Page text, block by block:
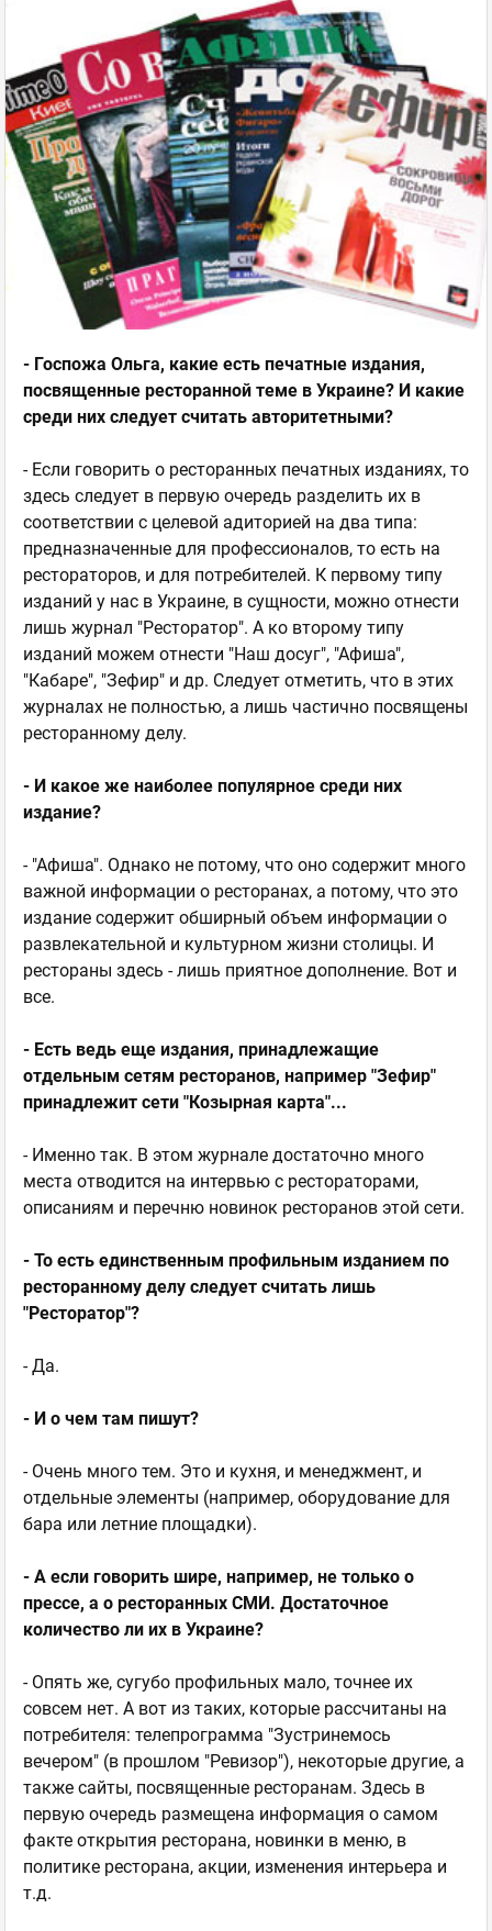
- Госпожа Ольга, какие есть печатные издания,
посвященные ресторанной теме в Украине? И какие
среди них следует считать авторитетными?
- Если говорить о ресторанных печатных изданиях, то
здесь следует в первую очередь разделить их в
соответствии с целевой адиторией на два типа:
предназначенные для профессионалов, то есть на
рестораторов, и для потребителей. К первому типу
изданий у нас в Украине, в сущности, можно отнести
лишь журнал "Ресторатор". А ко второму типу
изданий можем отнести "Наш досуг", "Афиша",
"Кабаре", "Зефир" и др. Следует отметить, что в этих
журналах не полностью, а лишь частично посвящены
ресторанному делу.
- И какое же наиболее популярное среди них
издание?
- "Афиша". Однако не потому, что оно содержит много
важной информации о ресторанах, а потому, что это
издание содержит обширный объем информации о
развлекательной и культурном жизни столицы. И
рестораны здесь - лишь приятное дополнение. Вот и
все.
- Есть ведь еще издания, принадлежащие
отдельным сетям ресторанов, например "Зефир"
принадлежит сети "Козырная карта"...
- Именно так. В этом журнале достаточно много
места отводится на интервью с рестораторами,
описаниям и перечню новинок ресторанов этой сети.
- То есть единственным профильным изданием по
ресторанному делу следует считать лишь
"Ресторатор"?
- Да.
- И о чем там пишут?
- Очень много тем. Это и кухня, и менеджмент, и
отдельные элементы (например, оборудование для
бара или летние площадки).
- А если говорить шире, например, не только о
прессе, а о ресторанных СМИ. Достаточное
количество ли их в Украине?
- Опять же, сугубо профильных мало, точнее их
совсем нет. А вот из таких, которые рассчитаны на
потребителя: телепрограмма "Зустринемось
вечером" (в прошлом "Ревизор"), некоторые другие, а
также сайты, посвященные ресторанам. Здесь в
первую очередь размещена информация о самом
факте открытия ресторана, новинки в меню, в
политике ресторана, акции, изменения интерьера и
т.д.